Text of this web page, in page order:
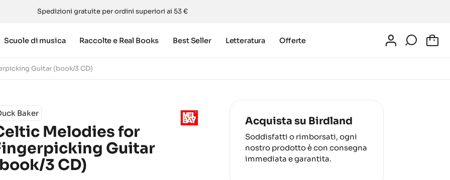
Spedizioni gratuite per ordini superiori ai 53 €
Scuole di musica Raccolte e Real Books Best Seller Letteratura Offerte
Guitar (book/3 CD)
Baker
Melodies for
Guitar
3 CD)
Acquista su Birdland
Soddisfatti o rimborsati, ogni
nostro prodotto è con consegna
immediata e garantita.